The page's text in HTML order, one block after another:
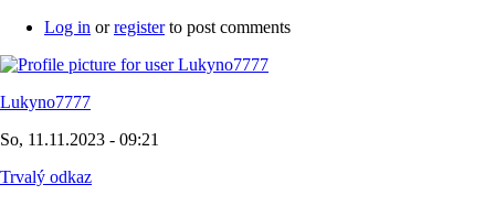
Log in orregisterto post comments
Lukyno7777
So, 11.11.2023 - 09:21
Trvalý odkaz